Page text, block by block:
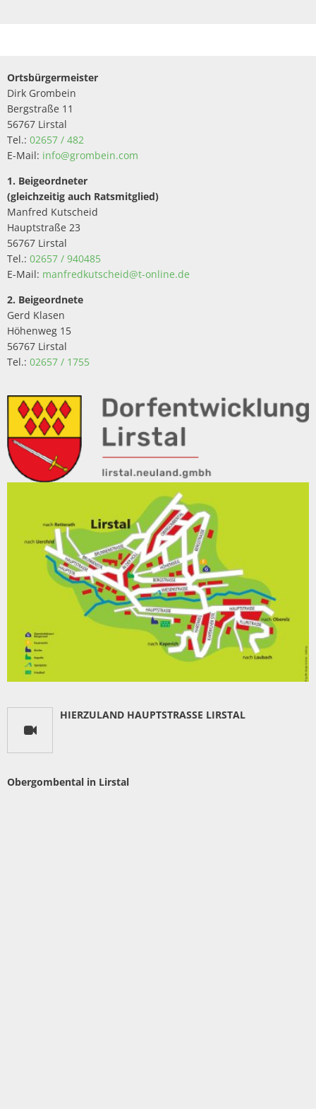
Ortsbürgermeister
Dirk Grombein
Bergstraße 11
56767 Lirstal
Tel.: 02657 / 482
E-Mail: info@grombein.com
1. Beigeordneter
(gleichzeitig auch Ratsmitglied)
Manfred Kutscheid
Hauptstraße 23
56767 Lirstal
Tel.: 02657 / 940485
E-Mail: manfredkutscheid@t-online.de
2. Beigeordnete
Gerd Klasen
Höhenweg 15
56767 Lirstal
Tel.: 02657 / 1755
HIERZULAND HAUPTSTRASSE LIRSTAL
Obergombental in Lirstal